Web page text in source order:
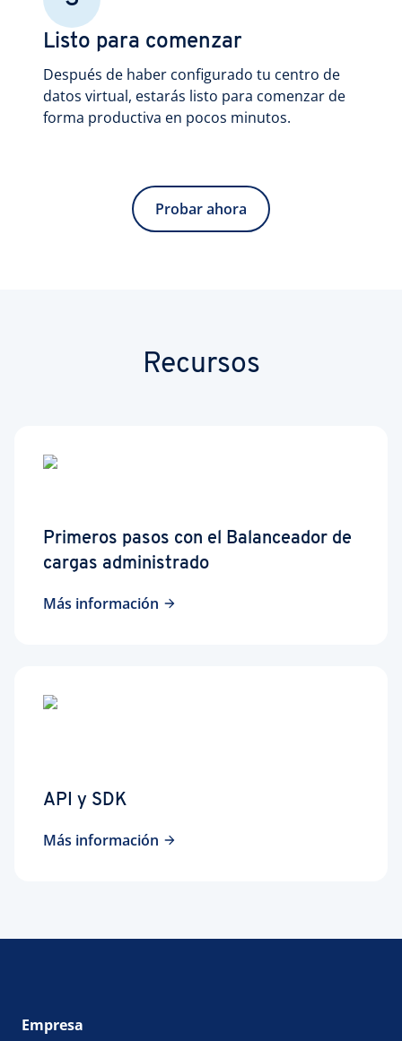
Listo para comenzar
Después de haber configurado tu centro de
datos virtual, estarás listo para comenzar de
forma productiva en pocos minutos.
Probar ahora
Recursos
Primeros pasos con el Balanceador de
cargas administrado
Más información
API y SDK
Más información
Empresa